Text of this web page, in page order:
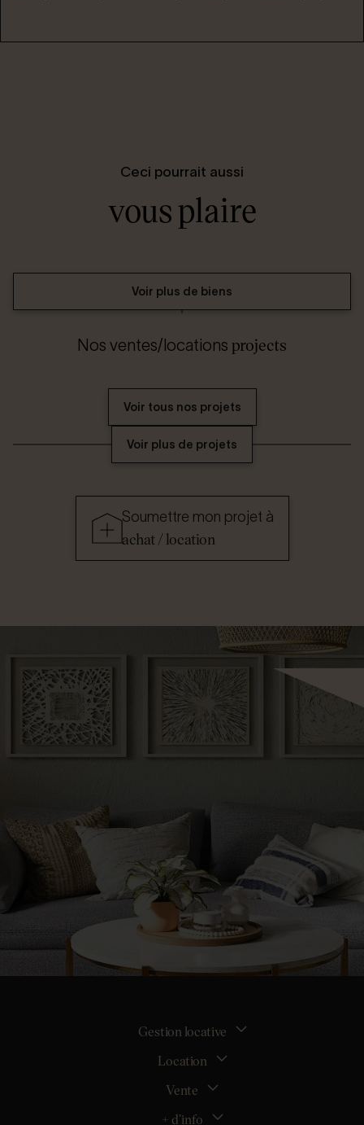
Ceci pourrait aussi
vous plaire
Voir plus de biens
Nos ventes/locations projects
Voir tous nos projets
Voir plus de projets
Soumettre mon projet à
achat / location
Gestion locative
La gestion locative
Location
Tous nos biens en location
Vente
Estimer mon bien
+ d’info